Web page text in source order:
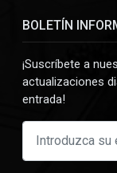
BOLETÍN
¡Suscríbete a
actualizaciones
entrada!